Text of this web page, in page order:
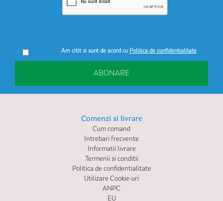
Am citit si sunt de acord cu Politica de confidentialitate
ABONARE
Comenzi si livrare
Cum comand
Intrebari frecvente
Informatii livrare
Termenii si conditii
Politica de confidentialitate
Utilizare Cookie-uri
ANPC
EU